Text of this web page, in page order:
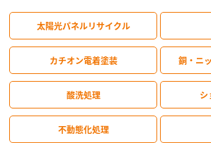
太陽光パネルリサイクル
カチオン電着塗装 銅・ニ
酸洗処理 シ
不動態化処理